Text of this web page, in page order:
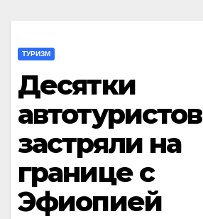
ТУРИЗМ
Десятки
автотуристов
застряли на
границе с
Эфиопией